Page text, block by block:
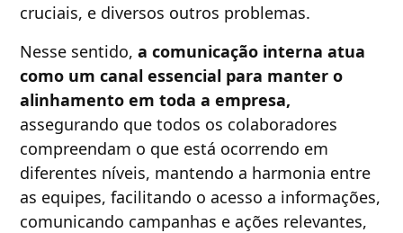
cruciais, e diversos outros problemas.
Nesse sentido, a comunicação interna atua
como um canal essencial para manter o
alinhamento em toda a empresa,
assegurando que todos os colaboradores
compreendam o que está ocorrendo em
diferentes níveis, mantendo a harmonia entre
as equipes, facilitando o acesso a informações,
comunicando campanhas e ações relevantes,